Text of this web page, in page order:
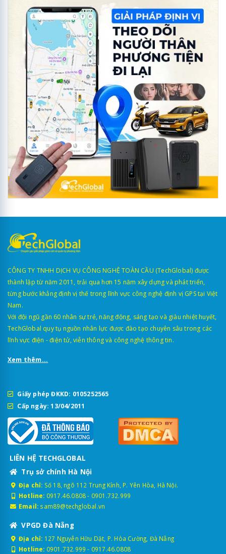
CÔNG TY TNHH DỊCH VỤ CÔNG NGHỆ TOÀN CẦU (TechGlobal) được
thành lập từ năm 2011, trải qua hơn 15 năm xây dựng và phát triển,
từng bước khẳng định vị thế trong lĩnh vực công nghệ định vị GPS tại Việt
Nam.
Với đội ngũ gần 60 nhân sự trẻ, năng động, sáng tạo và giàu nhiệt huyết,
TechGlobal quy tụ nguồn nhân lực được đào tạo chuyên sâu trong các
lĩnh vực điện - điện tử, viễn thông và công nghệ thông tin.
Xem thêm...
Giấy phép ĐKKD: 0105252565
Cấp ngày: 13/04/2011
LIÊN HỆ TECHGLOBAL
Trụ sở chính Hà Nội
Địa chỉ: Số 18, ngõ 112 Trung Kính, P. Yên Hòa, Hà Nội.
Hotline: 0917.46.0808- 0901.732.999
Email: sam89@techglobal.vn
VPGD Đà Nẵng
Địa chỉ: 127 Nguyễn Hữu Dật, P. Hòa Cường, Đà Nẵng
Hotline: 0901.732.999 - 0917.46.0808